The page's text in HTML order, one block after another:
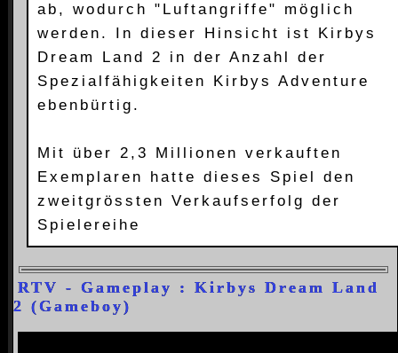
ab, wodurch "Luftangriffe" möglich
werden. In dieser Hinsicht ist Kirbys
Dream Land 2 in der Anzahl der
Spezialfähigkeiten Kirbys Adventure
ebenbürtig.
Mit über 2,3 Millionen verkauften
Exemplaren hatte dieses Spiel den
zweitgrössten Verkaufserfolg der
Spielereihe
RTV - Gameplay : Kirbys Dream Land
2 (Gameboy)